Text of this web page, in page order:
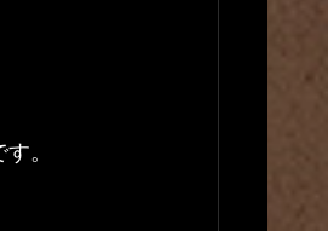
。